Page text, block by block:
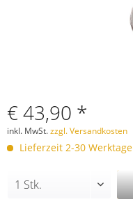
€ 43,90 *
inkl. MwSt.zzgl. Versandkosten
Lieferzeit 2-30 Werktage